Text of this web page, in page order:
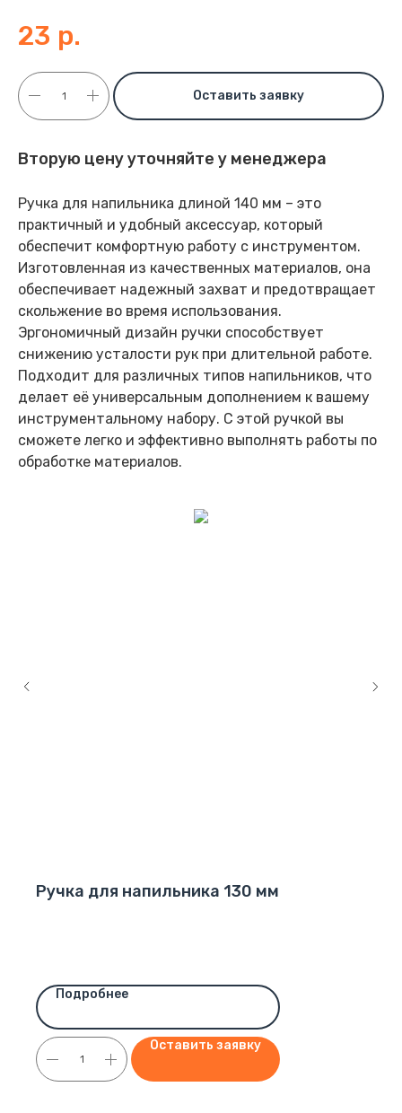
23 р.
Оставить заявку
Вторую цену уточняйте у менеджера
Ручка для напильника длиной 140 мм – это
практичный и удобный аксессуар, который
обеспечит комфортную работу с инструментом.
Изготовленная из качественных материалов, она
обеспечивает надежный захват и предотвращает
скольжение во время использования.
Эргономичный дизайн ручки способствует
снижению усталости рук при длительной работе.
Подходит для различных типов напильников, что
делает её универсальным дополнением к вашему
инструментальному набору. С этой ручкой вы
сможете легко и эффективно выполнять работы по
обработке материалов.
Ручка для напильника 130 мм
Подробнее
Оставить заявку